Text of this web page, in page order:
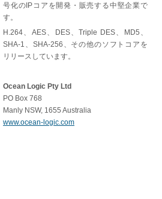
号化のIPコアを開発・販売する中堅企業で
す。
H.264、AES、DES、Triple DES、MD5、
SHA-1、SHA-256、その他のソフトコアを
リリースしています。
Ocean Logic Pty Ltd
PO Box 768
Manly NSW, 1655 Australia
www.ocean-logic.com